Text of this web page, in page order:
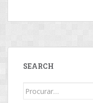
SEARCH
Search